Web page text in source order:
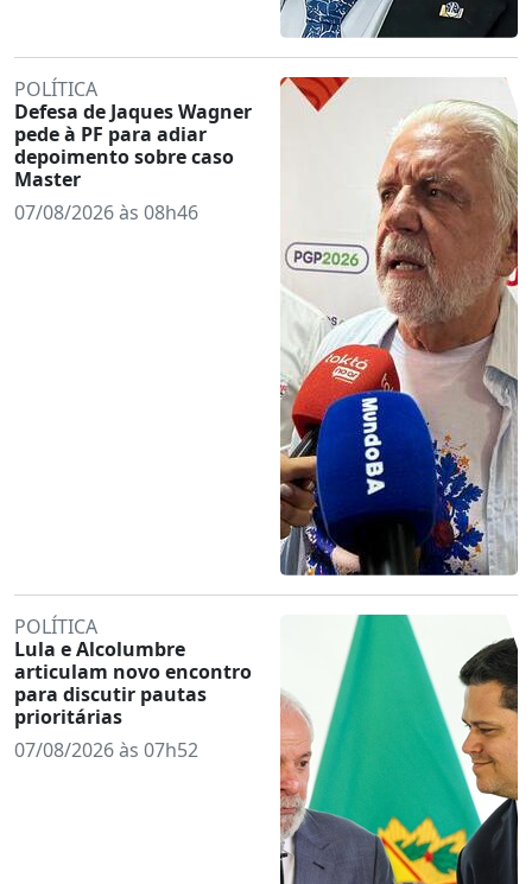
POLÍTICA
Defesa de Jaques Wagner
pede à PF para adiar
depoimento sobre caso
Master
07/08/2026 às 08h46
POLÍTICA
Lula e Alcolumbre
articulam novo encontro
para discutir pautas
prioritárias
07/08/2026 às 07h52